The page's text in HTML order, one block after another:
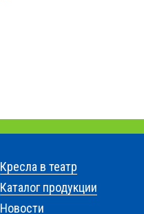
Кресла в театр
Каталог продукции
Новости